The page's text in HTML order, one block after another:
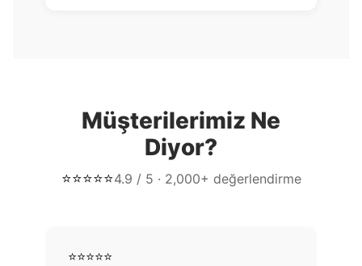
Müşterilerimiz Ne
Diyor?
⭐⭐⭐⭐⭐4.9 / 5 · 2,000+ değerlendirme
⭐⭐⭐⭐⭐